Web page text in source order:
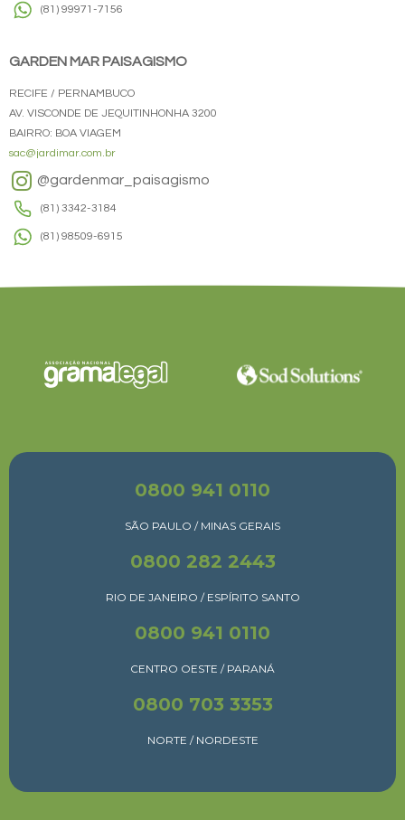
(81) 99971-7156
GARDEN MAR PAISAGISMO
RECIFE / PERNAMBUCO
AV. VISCONDE DE JEQUITINHONHA 3200
BAIRRO: BOA VIAGEM
sac@jardimar.com.br
@gardenmar_paisagismo
(81) 3342-3184
(81) 98509-6915
0800 941 0110
SÃO PAULO / MINAS GERAIS
0800 282 2443
RIO DE JANEIRO / ESPÍRITO SANTO
0800 941 0110
CENTRO OESTE / PARANÁ
0800 703 3353
NORTE / NORDESTE